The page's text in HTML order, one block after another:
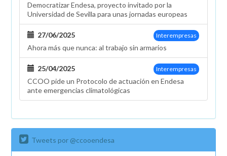
2014
para
su
edad
jubilación
Democratizar Endesa, proyecto invitado por la
Universidad de Sevilla para unas jornadas europeas
Interempresas
27/06/2025
Ahora más que nunca: al trabajo sin armarios
Interempresas
25/04/2025
CCOO pide un Protocolo de actuación en Endesa
ante emergencias climatológicas
Tweets por @ccooendesa